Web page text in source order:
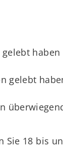
gelebt
18 bis